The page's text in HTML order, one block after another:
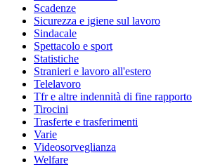
Scadenze
Sicurezza e igiene sul lavoro
Sindacale
Spettacolo e sport
Statistiche
Stranieri e lavoro all'estero
Telelavoro
Tfr e altre indennità di fine rapporto
Tirocini
Trasferte e trasferimenti
Varie
Videosorveglianza
Welfare